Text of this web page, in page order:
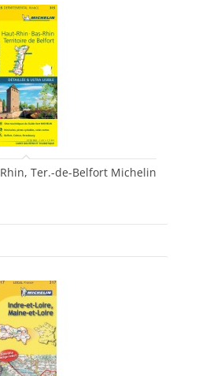
Ter.-de-Belfort Michelin